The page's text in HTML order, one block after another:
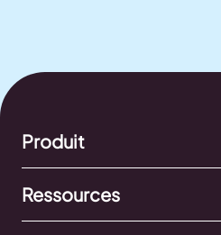
Produit
Ressources